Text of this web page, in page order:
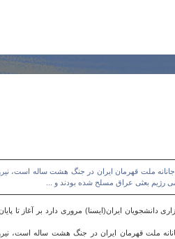
ملت قهرمان ایران در جنگ هشت ساله است،
رژیم بعثی عراق مسلح شده بودند و ...
ایران(ایسنا) مروری دارد بر آغاز تا
ملت قهرمان ایران در جنگ هشت ساله است،